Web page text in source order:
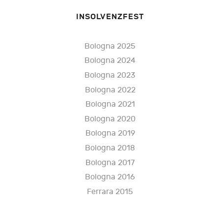
INSOLVENZFEST
Bologna 2025
Bologna 2024
Bologna 2023
Bologna 2022
Bologna 2021
Bologna 2020
Bologna 2019
Bologna 2018
Bologna 2017
Bologna 2016
Ferrara 2015